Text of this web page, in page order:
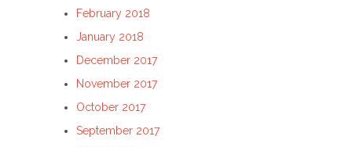
February 2018
January 2018
December 2017
November 2017
October 2017
September 2017